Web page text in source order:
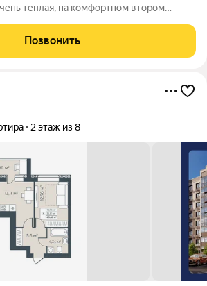
теплая, на комфортном втором
пластиковые; - Металлическая входная
Позвонить
2 этаж из 8